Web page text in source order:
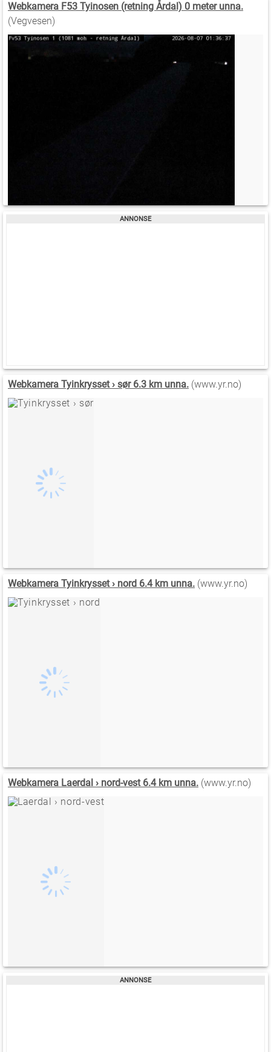
Webkamera F53 Tyinosen (retning Årdal) 0 meter unna.
(Vegvesen)
Webkamera Tyinkrysset › sør 6.3 km unna. (www.yr.no)
Webkamera Tyinkrysset › nord 6.4 km unna. (www.yr.no)
Webkamera Laerdal › nord-vest 6.4 km unna. (www.yr.no)